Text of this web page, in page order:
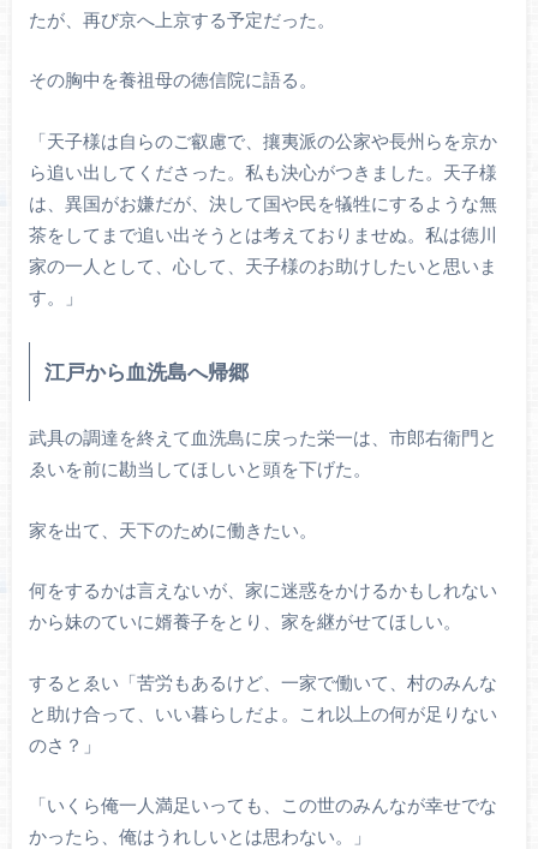
たが、再び京へ上京する予定だった。
その胸中を養祖母の徳信院に語る。
「天子様は自らのご叡慮で、攘夷派の公家や長州らを京か
ら追い出してくださった。私も決心がつきました。天子様
は、異国がお嫌だが、決して国や民を犠牲にするような無
茶をしてまで追い出そうとは考えておりませぬ。私は徳川
家の一人として、心して、天子様のお助けしたいと思いま
す。」
江戸から血洗島へ帰郷
武具の調達を終えて血洗島に戻った栄一は、市郎右衛門と
ゑいを前に勘当してほしいと頭を下げた。
家を出て、天下のために働きたい。
何をするかは言えないが、家に迷惑をかけるかもしれない
から妹のていに婿養子をとり、家を継がせてほしい。
するとゑい「苦労もあるけど、一家で働いて、村のみんな
と助け合って、いい暮らしだよ。これ以上の何が足りない
のさ？」
「いくら俺一人満足いっても、この世のみんなが幸せでな
かったら、俺はうれしいとは思わない。」